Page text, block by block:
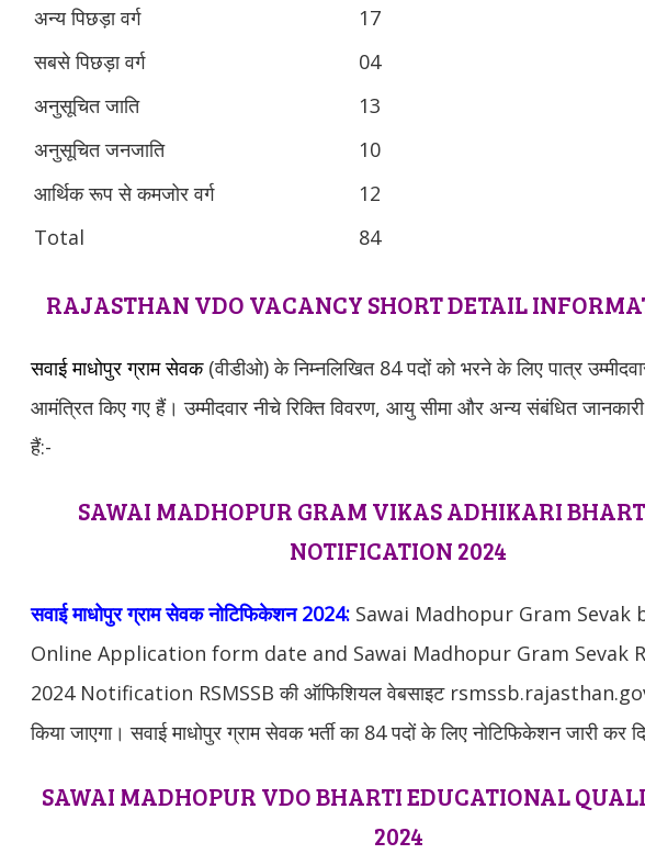
अन्य पिछड़ा वर्ग
17
सबसे पिछड़ा वर्ग
04
अनुसूचित जाति
13
अनुसूचित जनजाति
10
आर्थिक रूप से कमजोर वर्ग
12
Total
84
RAJASTHAN VDO VACANCY SHORT DETAIL
सवाई माधोपुर ग्राम सेवक(वीडीओ) के निम्नलिखित 84 पदों को भरने के लिए पात्र
आमंत्रित किए गए हैं। उम्मीदवार नीचे रिक्ति विवरण, आयु सीमा और अन्य संबंधित
हैं:-
SAWAI MADHOPUR GRAM VIKAS ADHIKARI
NOTIFICATION 2024
सवाई माधोपुरग्राम सेवक नोटिफिकेशन 2024: Sawai Madhopur Gram Sevak
Online Application form date and Sawai Madhopur Gram Sevak
2024 Notification RSMSSB की ऑफिशियल वेबसाइट
किया जाएगा। सवाई माधोपुर ग्राम सेवक भर्ती का 84 पदों के लिए नोटिफिकेशन जारी कर
SAWAI MADHOPUR VDO BHARTI EDUCATIONAL
2024